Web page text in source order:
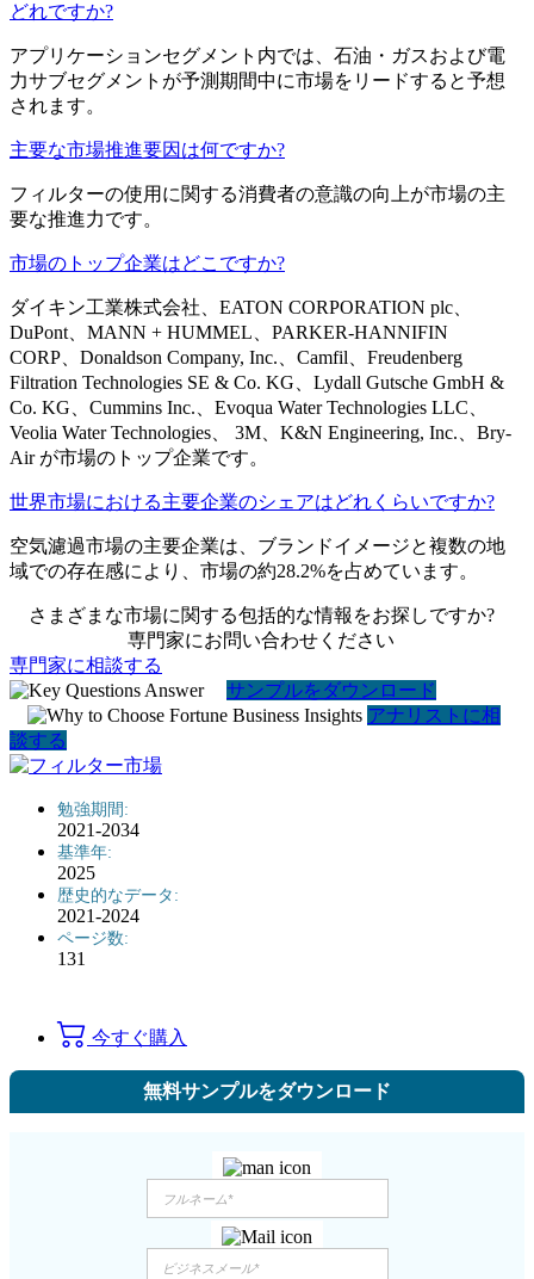
どれですか?
アプリケーションセグメント内では、石油・ガスおよび電
力サブセグメントが予測期間中に市場をリードすると予想
されます。
主要な市場推進要因は何ですか?
フィルターの使用に関する消費者の意識の向上が市場の主
要な推進力です。
市場のトップ企業はどこですか?
ダイキン工業株式会社、EATON CORPORATION plc、
DuPont、MANN + HUMMEL、PARKER-HANNIFIN
CORP、Donaldson Company, Inc.、Camfil、Freudenberg
Filtration Technologies SE & Co. KG、Lydall Gutsche GmbH &
Co. KG、Cummins Inc.、Evoqua Water Technologies LLC、
Veolia Water Technologies、 3M、K&N Engineering, Inc.、Bry-
Air が市場のトップ企業です。
世界市場における主要企業のシェアはどれくらいですか?
空気濾過市場の主要企業は、ブランドイメージと複数の地
域での存在感により、市場の約28.2%を占めています。
さまざまな市場に関する包括的な情報をお探しですか?
専門家にお問い合わせください
専門家に相談する
サンプルをダウンロード
アナリストに相
談する
勉強期間:
2021-2034
基準年:
2025
歴史的なデータ:
2021-2024
ページ数:
131
今すぐ購入
無料サンプルをダウンロード